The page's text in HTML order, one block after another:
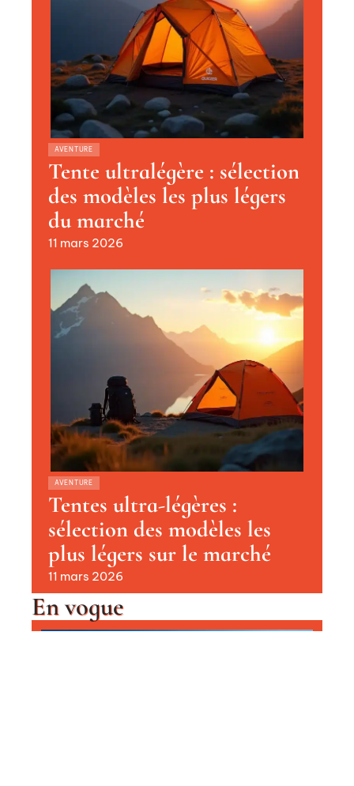
AVENTURE
Tente ultralégère : sélection
des modèles les plus légers
du marché
11 mars 2026
AVENTURE
Tentes ultra-légères :
sélection des modèles les
plus légers sur le marché
11 mars 2026
En vogue